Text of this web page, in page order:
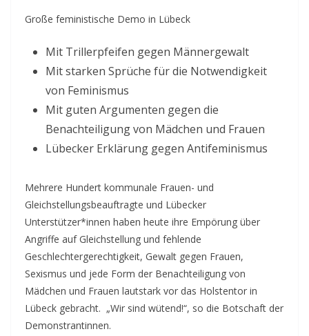
Große feministische Demo in Lübeck
Mit Trillerpfeifen gegen Männergewalt
Mit starken Sprüche für die Notwendigkeit
von Feminismus
Mit guten Argumenten gegen die
Benachteiligung von Mädchen und Frauen
Lübecker Erklärung gegen Antifeminismus
Mehrere Hundert kommunale Frauen- und
Gleichstellungsbeauftragte und Lübecker
Unterstützer*innen haben heute ihre Empörung über
Angriffe auf Gleichstellung und fehlende
Geschlechtergerechtigkeit, Gewalt gegen Frauen,
Sexismus und jede Form der Benachteiligung von
Mädchen und Frauen lautstark vor das Holstentor in
Lübeck gebracht. „Wir sind wütend!“, so die Botschaft der
Demonstrantinnen.